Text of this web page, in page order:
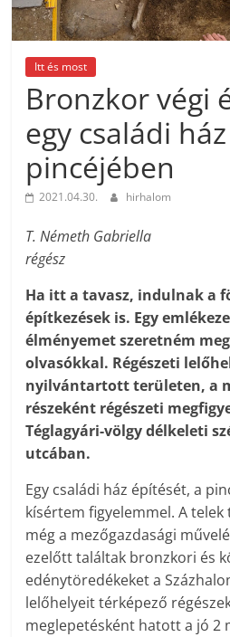
Itt és most
Bronzkor végi
egy családi ház
pincéjében
2021.04.30. hirhalom
T. Németh Gabriella
régész
Ha itt a tavasz, indulnak a
építkezések is. Egy
élményemet szeretném
olvasókkal. Régészeti
nyilvántartott területen, a
részeként régészeti
Téglagyári-völgy délkeleti
utcában.
Egy családi ház építését, a
kísértem figyelemmel. A
még a mezőgazdasági
ezelőtt találtak bronzkori és
edénytöredékeket a
lelőhelyeit térképező
meglepetésként hatott a jó 2